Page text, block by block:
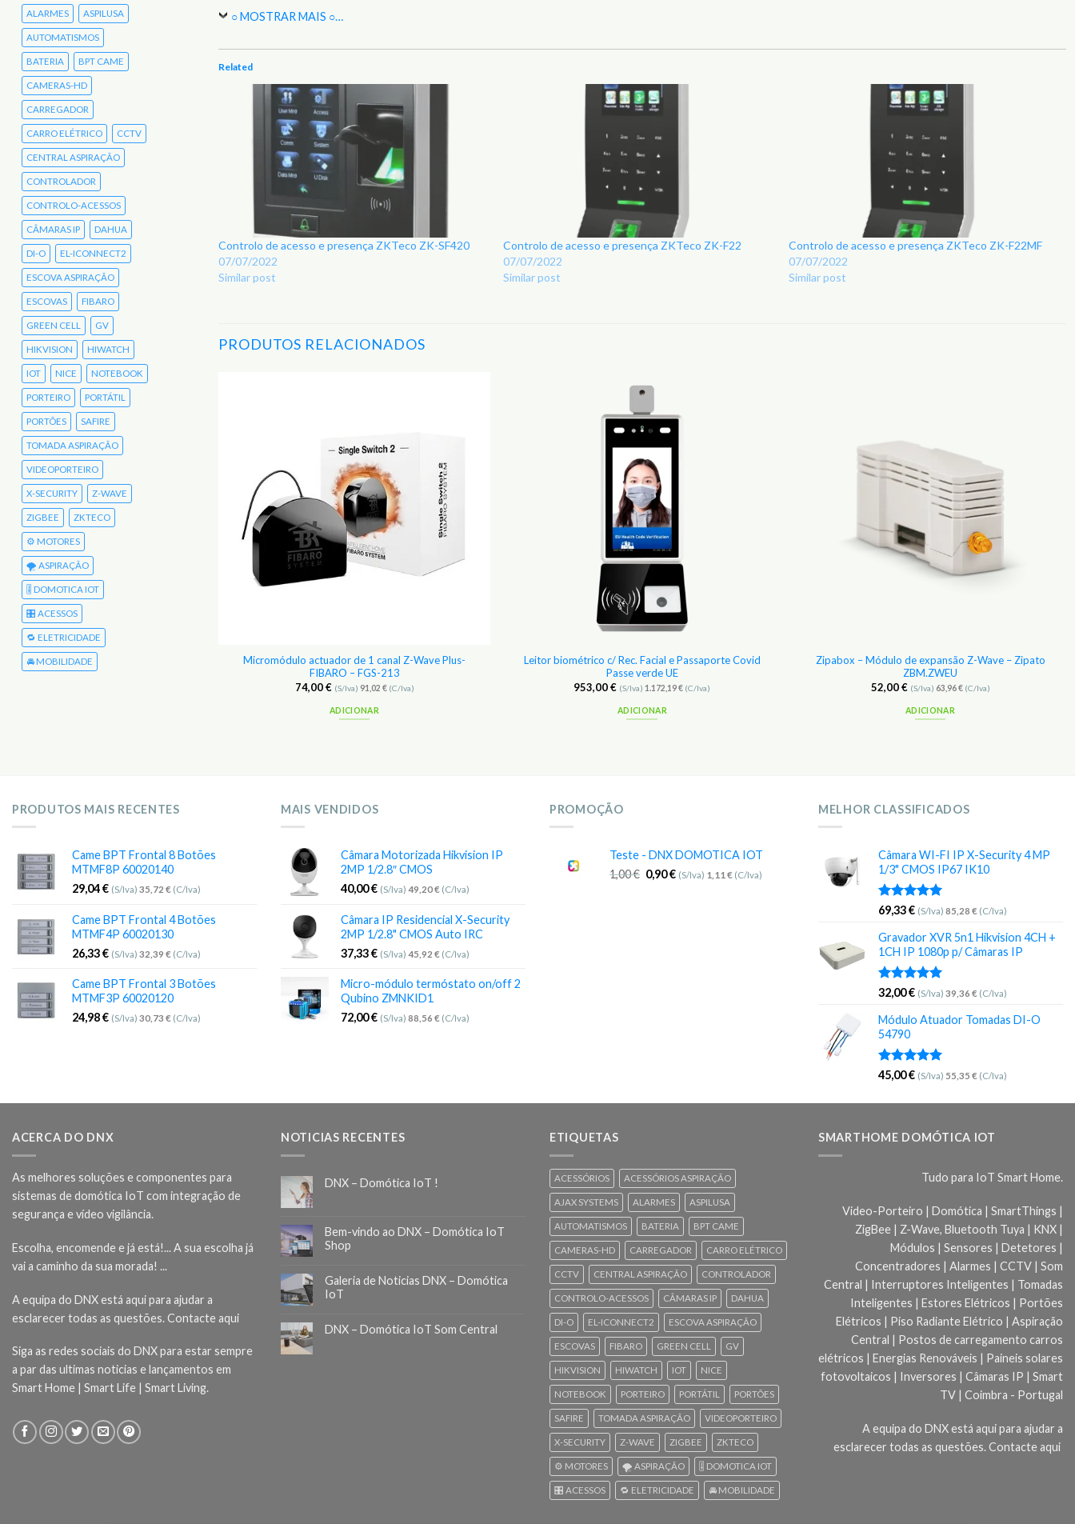
ALARMES ASPILUSA
AUTOMATISMOS
BATERIA BPT CAME
CAMERAS-HD
CARREGADOR
CARRO ELÉTRICO CCTV
CENTRAL ASPIRAÇÃO
CONTROLADOR
CONTROLO-ACESSOS
CÂMARAS IP DAHUA
DI-O EL-ICONNECT2
ESCOVA ASPIRAÇÃO
ESCOVAS FIBARO
GREEN CELL GV
HIKVISION HIWATCH
IOT NICE NOTEBOOK
PORTEIRO PORTÁTIL
PORTÕES SAFIRE
TOMADA ASPIRAÇÃO
VIDEOPORTEIRO
X-SECURITY Z-WAVE
ZIGBEE ZKTECO
⚙️ MOTORES
🌪️ ASPIRAÇÃO
🎚️ DOMOTICA IOT
🎛️ ACESSOS
🔁 ELETRICIDADE
🚘 MOBILIDADE
○ MOSTRAR MAIS ○…
Related
Controlo de acesso e presença ZKTeco ZK-SF420
07/07/2022
Similar post
Controlo de acesso e presença ZKTeco ZK-F22
07/07/2022
Similar post
Controlo de acesso e presença ZKTeco ZK-F22MF
07/07/2022
Similar post
PRODUTOS RELACIONADOS
Micromódulo actuador de 1 canal Z-Wave Plus-
FIBARO – FGS-213
74,00€ (S/Iva) 91,02 €(C/Iva)
ADICIONAR
Leitor biométrico c/ Rec. Facial e Passaporte Covid
Passe verde UE
953,00€ (S/Iva)1.172,19€ (C/Iva)
ADICIONAR
Zipabox – Módulo de expansão Z-Wave – Zipato
ZBM.ZWEU
52,00€ (S/Iva) 63,96€(C/Iva)
ADICIONAR
Bluetooth + Comando Logitech
REMOTE.HUB
PRODUTOS MAIS RECENTES
Came BPT Frontal 8 Botões
MTMF8P 60020140
29,04€ (S/Iva) 35,72 € (C/Iva)
Came BPT Frontal 4 Botões
MTMF4P 60020130
26,33€ (S/Iva) 32,39 € (C/Iva)
Came BPT Frontal 3 Botões
MTMF3P 60020120
24,98€ (S/Iva) 30,73 € (C/Iva)
MAIS VENDIDOS
Câmara Motorizada Hikvision IP
2MP 1/2.8″ CMOS
40,00€ (S/Iva) 49,20€ (C/Iva)
Câmara IP Residencial X-Security
2MP 1/2.8" CMOS Auto IRC
37,33€ (S/Iva) 45,92 € (C/Iva)
Micro-módulo termóstato on/off 2
Qubino ZMNKID1
72,00€ (S/Iva) 88,56 € (C/Iva)
PROMOÇÃO
Teste - DNX DOMOTICA IOT
1,00€ 0,90€ (S/Iva) 1,11€ (C/Iva)
MELHOR CLASSIFICADOS
Câmara WI-FI IP X-Security 4 MP
1/3" CMOS IP67 IK10
Avaliação
69,33€ (S/Iva) 85,28 € (C/Iva)
Gravador XVR 5n1 Hikvision 4CH +
1CH IP 1080p p/ Câmaras IP
Avaliação
32,00€ (S/Iva) 39,36 € (C/Iva)
Módulo Atuador Tomadas DI-O
54790
Avaliação
45,00€ (S/Iva) 55,35 € (C/Iva)
ACERCA DO DNX
As melhores soluções e componentes para
sistemas de domótica IoT com integração de
segurança e vídeo vigilância.
Escolha, encomende e já está!... A sua escolha já
vai a caminho da sua morada! ...
A equipa do DNX está aqui para ajudar a
esclarecer todas as questões.Contacte aqui
Siga as redes sociais do DNX para estar sempre
a par das ultimas noticias e lançamentos em
Smart Home | Smart Life | Smart Living.
NOTICIAS RECENTES
DNX – Domótica IoT !
Bem-vindo ao DNX – Domótica IoT
Shop
Galeria de Noticias DNX – Domótica
IoT
DNX – Domótica IoT Som Central
ETIQUETAS
ACESSÓRIOS ACESSÓRIOS ASPIRAÇÃO
AJAX SYSTEMS ALARMES ASPILUSA
AUTOMATISMOS BATERIA BPT CAME
CAMERAS-HD CARREGADOR CARRO ELÉTRICO
CCTV CENTRAL ASPIRAÇÃO CONTROLADOR
CONTROLO-ACESSOS CÂMARAS IP DAHUA
DI-O EL-ICONNECT2 ESCOVA ASPIRAÇÃO
ESCOVAS FIBARO GREEN CELL GV
HIKVISION HIWATCH IOT NICE
NOTEBOOK PORTEIRO PORTÁTIL PORTÕES
SAFIRE TOMADA ASPIRAÇÃO VIDEOPORTEIRO
X-SECURITY Z-WAVE ZIGBEE ZKTECO
⚙️ MOTORES 🌪️ ASPIRAÇÃO 🎚️ DOMOTICA IOT
🎛️ ACESSOS 🔁 ELETRICIDADE 🚘 MOBILIDADE
SMARTHOME DOMÓTICA IOT
Tudo para IoT Smart Home.
Video-Porteiro | Domótica | SmartThings |
ZigBee | Z-Wave, Bluetooth Tuya | KNX |
Módulos | Sensores | Detetores |
Concentradores | Alarmes | CCTV | Som
Central | Interruptores Inteligentes | Tomadas
Inteligentes | Estores Elétricos | Portões
Elétricos | Piso Radiante Elétrico | Aspiração
Central | Postos de carregamento carros
elétricos | Energias Renováveis | Paineis solares
fotovoltaicos | Inversores | Câmaras IP | Smart
TV | Coimbra - Portugal
A equipa do DNX está aqui para ajudar a
esclarecer todas as questões.Contacte aqui